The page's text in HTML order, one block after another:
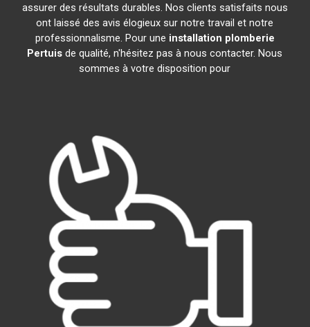
assurer des résultats durables. Nos clients satisfaits nous
ont laissé des avis élogieux sur notre travail et notre
professionnalisme. Pour une installation plomberie
Pertuis de qualité, n'hésitez pas à nous contacter. Nous
sommes à votre disposition pour